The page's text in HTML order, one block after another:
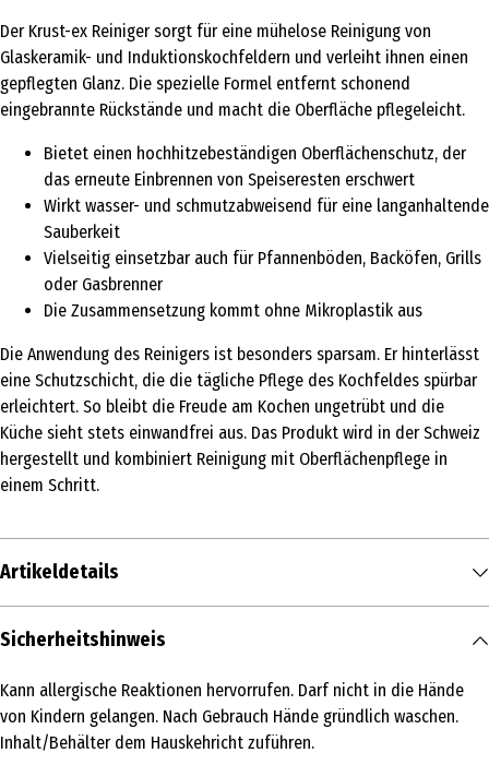
Der Krust-ex Reiniger sorgt für eine mühelose Reinigung von
Glaskeramik- und Induktionskochfeldern und verleiht ihnen einen
gepflegten Glanz. Die spezielle Formel entfernt schonend
eingebrannte Rückstände und macht die Oberfläche pflegeleicht.
Bietet einen hochhitzebeständigen Oberflächenschutz, der
das erneute Einbrennen von Speiseresten erschwert
Wirkt wasser- und schmutzabweisend für eine langanhaltende
Sauberkeit
Vielseitig einsetzbar auch für Pfannenböden, Backöfen, Grills
oder Gasbrenner
Die Zusammensetzung kommt ohne Mikroplastik aus
Die Anwendung des Reinigers ist besonders sparsam. Er hinterlässt
eine Schutzschicht, die die tägliche Pflege des Kochfeldes spürbar
erleichtert. So bleibt die Freude am Kochen ungetrübt und die
Küche sieht stets einwandfrei aus. Das Produkt wird in der Schweiz
hergestellt und kombiniert Reinigung mit Oberflächenpflege in
einem Schritt.
Artikeldetails
Inhalt
Produkttyp
Spezialreiniger
Sicherheitshinweis
Kann allergische Reaktionen hervorrufen. Darf nicht in die Hände
von Kindern gelangen. Nach Gebrauch Hände gründlich waschen.
Inhalt/Behälter dem Hauskehricht zuführen.